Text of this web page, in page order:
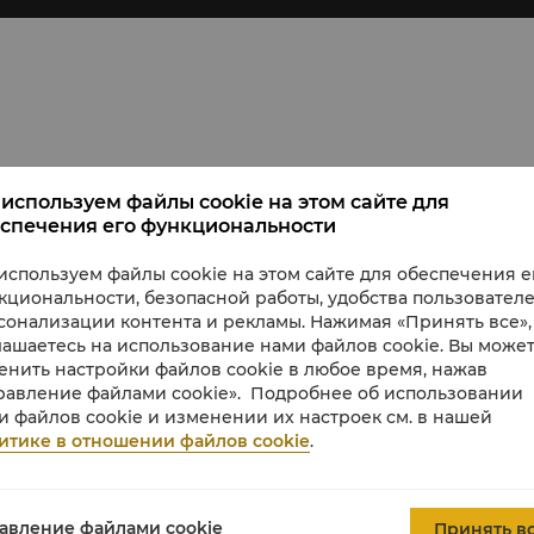
на Босфор.
ванная комната.
с душевой кабиной, отдельной глубокой ванной,
полом.
Royce для 2 человек
чай в лаундж-зоне в холле отеля и
VIP-регистрацию в номере, подготовку номера ко сну
на питание и оздоровительные процедуры, а также
файлы cookie на этом сайте для
его функциональности
файлы cookie на этом сайте для обеспечения
безопасной работы, удобства
контента и рекламы. Нажимая «Принять
на использование нами файлов cookie. Вы
настройки файлов cookie в любое время, нажав
файлами cookie». Подробнее об использовании
файлов cookie и изменении их настроек см. в нашей
в отношении файлов cookie.
файлами cookie Принять